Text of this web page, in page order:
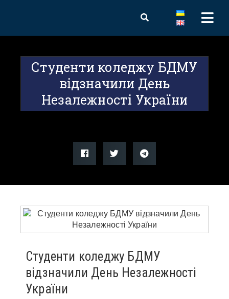
Студенти коледжу БДМУ
відзначили День
Незалежності України
Студенти коледжу БДМУ
відзначили День Незалежності
України